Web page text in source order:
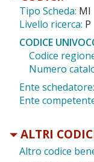
Tipo Scheda: MI
Livello ricerca: P
CODICE
Codice
Numero
Ente schedatore:
Ente
ALTRI
Altro codice